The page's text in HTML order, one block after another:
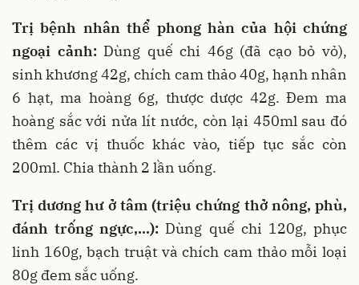
Trị bệnh nhân thể phong hàn của hội chứng
ngoại cảnh:Dùng quế chi 46g (đã cạo bỏ vỏ),
sinh khương 42g, chích cam thảo 40g, hạnh nhân
6 hạt, ma hoàng 6g, thược dược 42g. Đem ma
hoàng sắc với nửa lít nước, còn lại 450ml sau đó
thêm các vị thuốc khác vào, tiếp tục sắc còn
200ml. Chia thành 2 lần uống.
Trị dương hư ở tâm (triệu chứng thở nông, phù,
đánh trống ngực,…): Dùng quế chi 120g, phục
linh 160g, bạch truật và chích cam thảo mỗi loại
80g đem sắc uống.